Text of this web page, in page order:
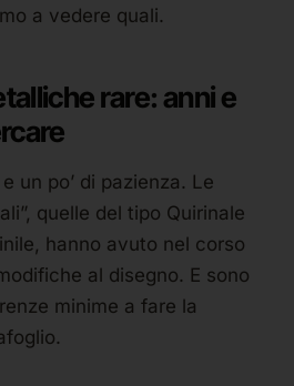
a vedere quali.
rare: anni e
un po’ di pazienza. Le
quelle del tipo Quirinale
hanno avuto nel corso
al disegno. E sono
minime a fare la